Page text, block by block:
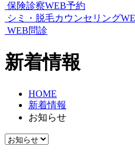
保険診察WEB予約
シミ・脱毛カウンセリング
WEB問診
新着情報
HOME
新着情報
お知らせ